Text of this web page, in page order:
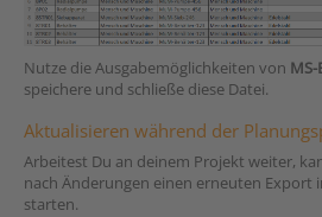
Nutze die Ausgabemöglichkeiten von MS-
speichere und schließe diese Datei.
Aktualisieren während der
Arbeitest Du an deinem Projekt weiter,
nach Änderungen einen erneuten Export
starten.